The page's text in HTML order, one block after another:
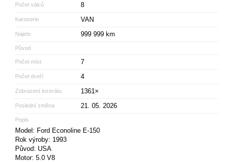
Počet válců 8
Karoserie VAN
Najeto 999 999 km
Původ
Počet míst 7
Počet dveří 4
Zobrazení inzerátu 1361×
Poslední změna 21. 05. 2026
Popis
Model: Ford Econoline E-150
Rok výroby: 1993
Původ: USA
Motor: 5.0 V8